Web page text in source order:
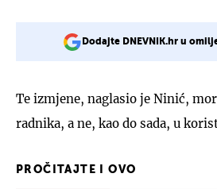
Dodajte DNEVNIK.hr u
Te izmjene, naglasio je Ninić,
radnika, a ne, kao do sada, u
PROČITAJTE I OVO